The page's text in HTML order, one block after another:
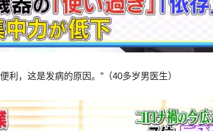
利，这是发病的原因。”（40多岁男医生）